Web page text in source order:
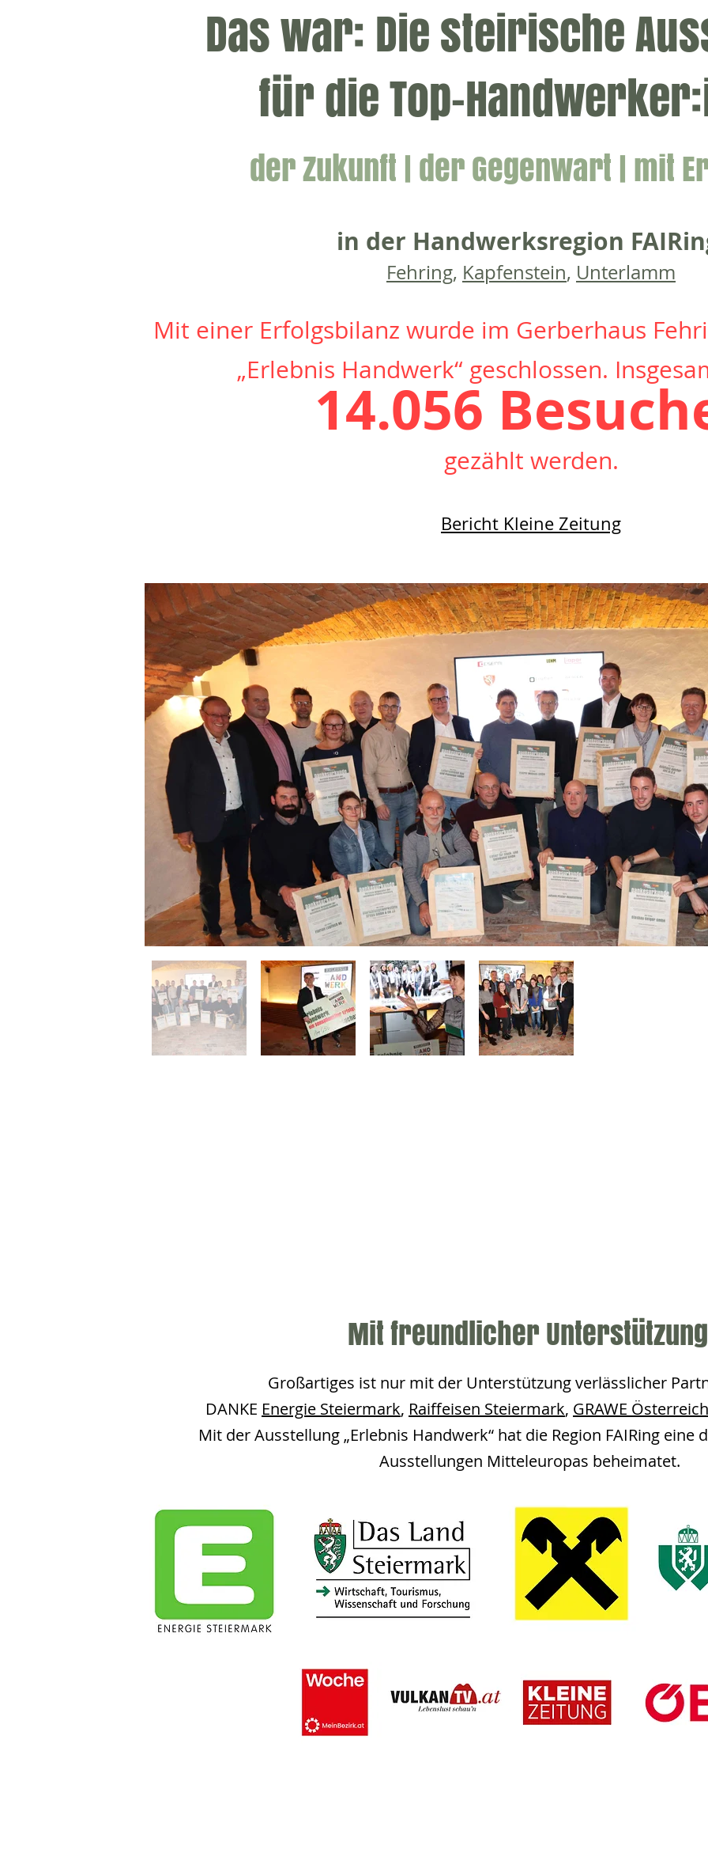
Das war: Die steirische
für die Top-
der Zukunft | der Gegenwart | mit
in der Handwerksregion
Fehring, Kapfenstein, Unterlamm
Mit einer Erfolgsbilanz wurde im Gerberhaus
„Erlebnis Handwerk“ geschlossen.
14.056
gezählt werden.
Bericht Kleine Zeitung
Mit freundlicher Unterstützung
Großartiges ist nur mit der Unterstützung verlässlicher
DANKE Energie Steiermark, Raiffeisen Steiermark, GRAWE Österreich
Mit der Ausstellung „Erlebnis Handwerk“ hat die Region FAIRing eine
Ausstellungen Mitteleuropas beheimatet.